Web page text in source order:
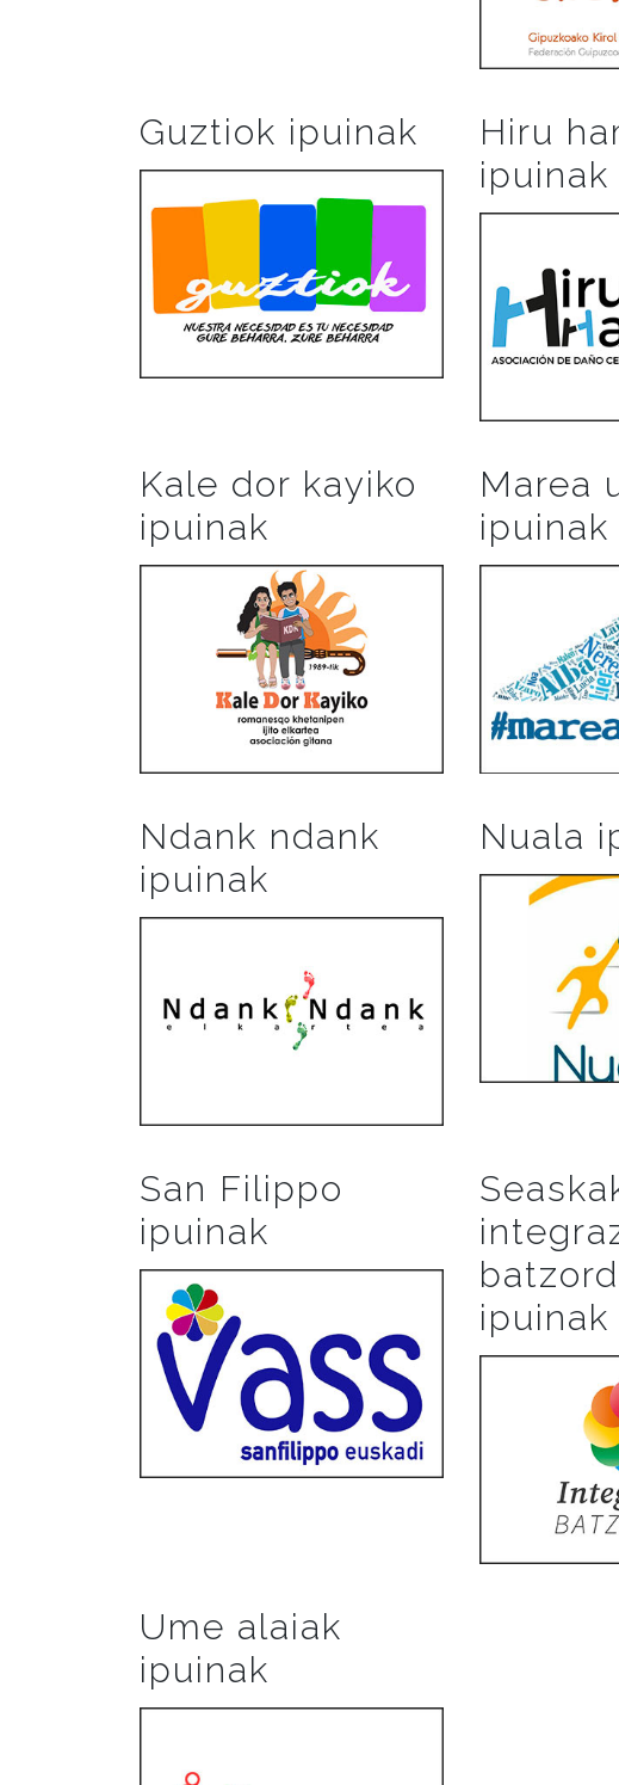
Guztiok ipuinak
Hiru
ipuinak
Kale dor kayiko
ipuinak
Marea
ipuinak
Ndank ndank
ipuinak
Nuala
San Filippo
ipuinak
ipuinak
Ume alaiak
ipuinak